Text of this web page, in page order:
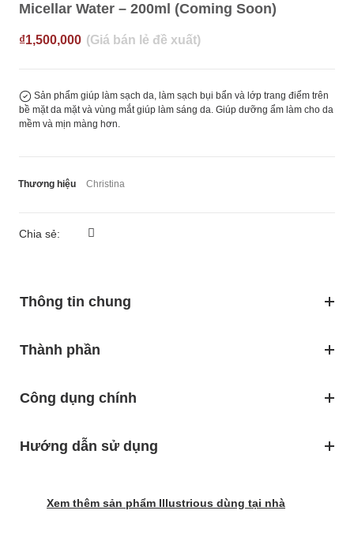
Micellar Water – 200ml (Coming Soon)
₫1,500,000
Sản phẩm giúp làm sạch da, làm sạch bụi bẩn và lớp trang điểm trên
bề mặt da mặt và vùng mắt giúp làm sáng da. Giúp dưỡng ẩm làm cho da
mềm và mịn màng hơn.
Thương hiệu Christina
Chia sẻ:
Thông tin chung
Thành phần
Công dụng chính
Hướng dẫn sử dụng
Xem thêm sản phẩm Illustrious dùng tại nhà